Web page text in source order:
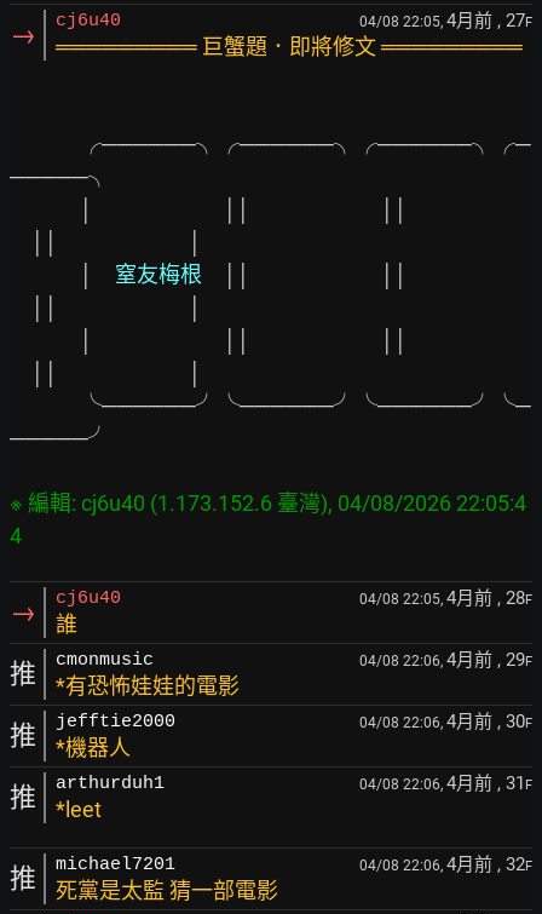
→ cj6u40 04/08 22:05, 4月前 , 27F
═════════ 巨蟹題．即將修文 ═════════
╭──────╮╭──────╮╭──────╮╭─
─────╮
窒友梅根
╰──────╯╰──────╯╰──────╯╰─
─────╯
※ 編輯: cj6u40 (1.173.152.6 臺灣), 04/08/2026 22:05:4
→ cj6u40 04/08 22:05, 4月前 , 28F
誰
推 cmonmusic 04/08 22:06, 4月前 , 29F
*有恐怖娃娃的電影
推 jefftie2000 04/08 22:06, 4月前 , 30F
*機器人
推 arthurduh1 04/08 22:06, 4月前 , 31 F
*leet
推 michael7201 04/08 22:06, 4月前 , 32F
死黨是太監 猜一部電影